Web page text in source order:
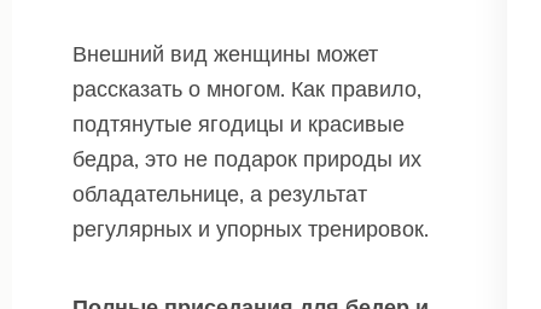
Внешний вид женщины может
рассказать о многом. Как правило,
подтянутые ягодицы и красивые
бедра, это не подарок природы их
обладательнице, а результат
регулярных и упорных тренировок.